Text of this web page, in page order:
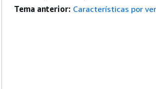
Tema anterior: Características por